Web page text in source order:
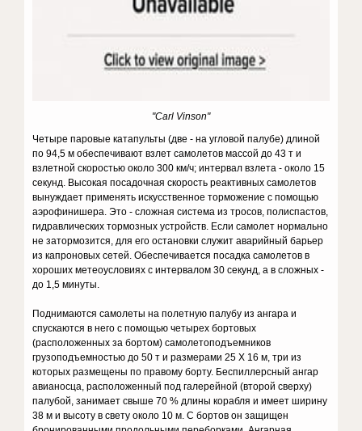
"Carl Vinson"
Четыре паровые катапульты (две - на угловой палубе) длиной
по 94,5 м обеспечивают взлет самолетов массой до 43 т и
взлетной скоростью около 300 км/ч; интервал взлета - около 15
секунд. Высокая посадочная скорость реактивных самолетов
вынуждает применять искусственное торможение с помощью
аэрофинишера. Это - сложная система из тросов, полиспастов,
гидравлических тормозных устройств. Если самолет нормально
не затормозится, для его остановки служит аварийный барьер
из капроновых сетей. Обеспечивается посадка самолетов в
хороших метеоусловиях с интервалом 30 секунд, а в сложных -
до 1,5 минуты.
Поднимаются самолеты на полетную палубу из ангара и
спускаются в него с помощью четырех бортовых
(расположенных за бортом) самолетоподъемников
грузоподъемностью до 50 т и размерами 25 Х 16 м, три из
которых размещены по правому борту. Беспиллерсный ангар
авианосца, расположенный под галерейной (второй сверху)
палубой, занимает свыше 70 % длины корабля и имеет ширину
38 м и высоту в свету около 10 м. С бортов он защищен